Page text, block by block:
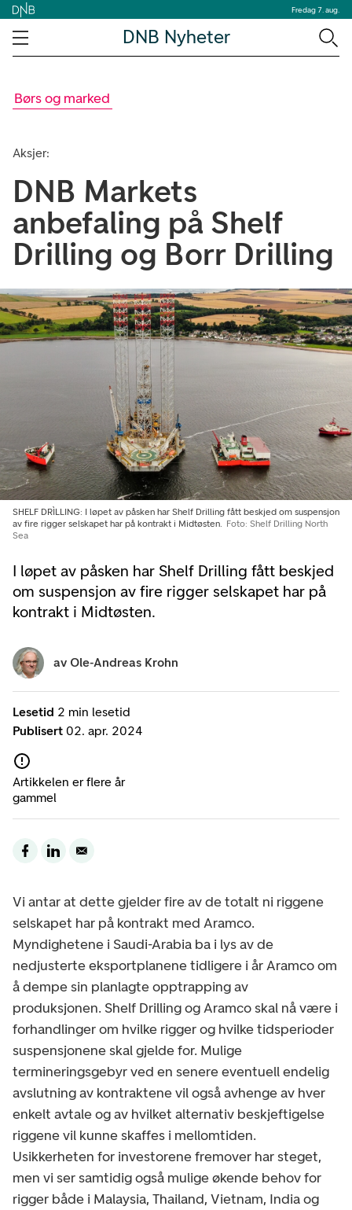
Fredag 7. aug.
DNB Nyheter
Børs og marked
Aksjer:
DNB Markets
anbefaling på Shelf
Drilling og Borr Drilling
I løpet av påsken har Shelf Drilling fått beskjed
om suspensjon av fire rigger selskapet har på
kontrakt i Midtøsten.
SHELF DRÌLLING: I løpet av påsken har Shelf Drilling fått beskjed om suspensjon
av fire rigger selskapet har på kontrakt i Midtøsten.
Foto: Shelf Drilling North
Sea
Lesetid 2 min lesetid
Publisert 02. apr. 2024
Artikkelen er flere år
gammel
av Ole-Andreas Krohn
Vi antar at dette gjelder fire av de totalt ni riggene
selskapet har på kontrakt med Aramco.
Myndighetene i Saudi-Arabia ba i lys av de
nedjusterte eksportplanene tidligere i år Aramco om
å dempe sin planlagte opptrapping av
produksjonen. Shelf Drilling og Aramco skal nå være i
forhandlinger om hvilke rigger og hvilke tidsperioder
suspensjonene skal gjelde for. Mulige
termineringsgebyr ved en senere eventuell endelig
avslutning av kontraktene vil også avhenge av hver
enkelt avtale og av hvilket alternativ beskjeftigelse
riggene vil kunne skaffes i mellomtiden.
Usikkerheten for investorene fremover har steget,
men vi ser samtidig også mulige økende behov for
rigger både i Malaysia, Thailand, Vietnam, India og